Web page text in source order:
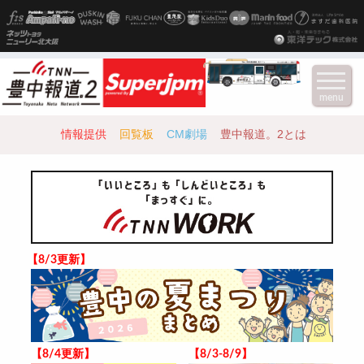
情報提供 回覧板 CM劇場 豊中報道。2とは
【8/3更新】
【8/4更新】 【8/3-8/9】
menu